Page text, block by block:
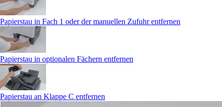
Papierstau in Fach 1 oder der manuellen Zufuhr entfernen
Papierstau in optionalen Fächern entfernen
Papierstau an Klappe C entfernen